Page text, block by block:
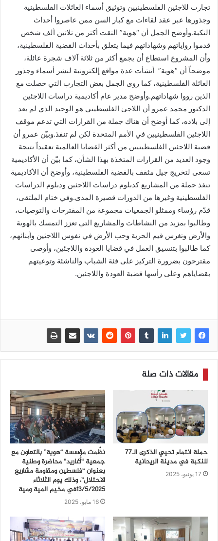
تجارب للاجئين الفلسطينيين وتوثيق أسماء العائلات الفلسطينية
وجذورها عبر عقد لقاءات مع كبار السن ممن عاصروا أحداث
النكبة.وأوضح الجمل أن “هوية” التقت أكثر من ثلاثين ألف شخص
قدموا رواياتهم وشهاداتهم فيما يتعلق بأحداث القضية الفلسطينية،
وأن المشروع استطاع أن يجمع أكثر من ثلاثة آلاف شجرة عائلة،
موضحاً أن “هوية” أنشأت عدة مواقع إلكترونية لنشر أسماء وجذور
العائلة الفلسطينية، كما روى الجمل بعض التجارب التي حصلت مع
الذين رووا شهاداتهم.وأوضح مدير عام أكاديمية دراسات اللاجئين
الدكتور محمد عمرو أن اللاجئ الفلسطيني هو الوحيد الذي لم يعد
إلى بلاده، كما أوضح أن هناك جملة من القرارات التي تدعم موقف
اللاجئين الفلسطينيين في الأمم المتحدة لكن لم تنفذ.وبيّن عمرو أن
قضية اللاجئين الفلسطينيين من أكثر القضايا العالمية تعقيداً نتيجة
وجود العديد من القرارات المتخذة بهذا الشأن، كما بيّن أن الأكاديمية
تسعى لتخريج جيل مثقف بالقضية الفلسطينية، وأوضح أن الأكاديمية
تنفذ جملة من المشاريع كدبلوم دراسات اللاجئين ودبلوم الدراسات
الفلسطينية وغيرها من الدورات قصيرة المدى.وفي ختام الملتقى،
قدّم رؤساء وممثلو الجمعيات مجموعة من المقترحات والتوصيات،
وطالبوا بمزيد من النشاطات والمشاريع التي تعزز التمسك بالهوية
والأرض وتغرس قيم الحرية وحب الأرض في نفوس اللاجئين وأبنائهم،
كما طالبوا بتنسيق العمل في قضايا العودة واللاجئين، وأوصى
مقترحون بضرورة التركيز على فئة الشباب والناشئة وتوعيتهم
بقضاياهم وعلى رأسها قضية العودة واللاجئين.
مقالات ذات صلة
حملة انتماء تحيي الذكرى الـ77
للنكبة في مدينة الريحانية
17 يونيو، 2025
نظّمت مؤسسة “هوية” بالتعاون مع
جمعية “أغاريد” محاضرة وطنية
بعنوان “فلسطين ومقاومة مشاريع
الاحتلال”، وذلك يوم الثلاثاء
13/5/2025في مخيم المية ومية
16 مايو، 2025